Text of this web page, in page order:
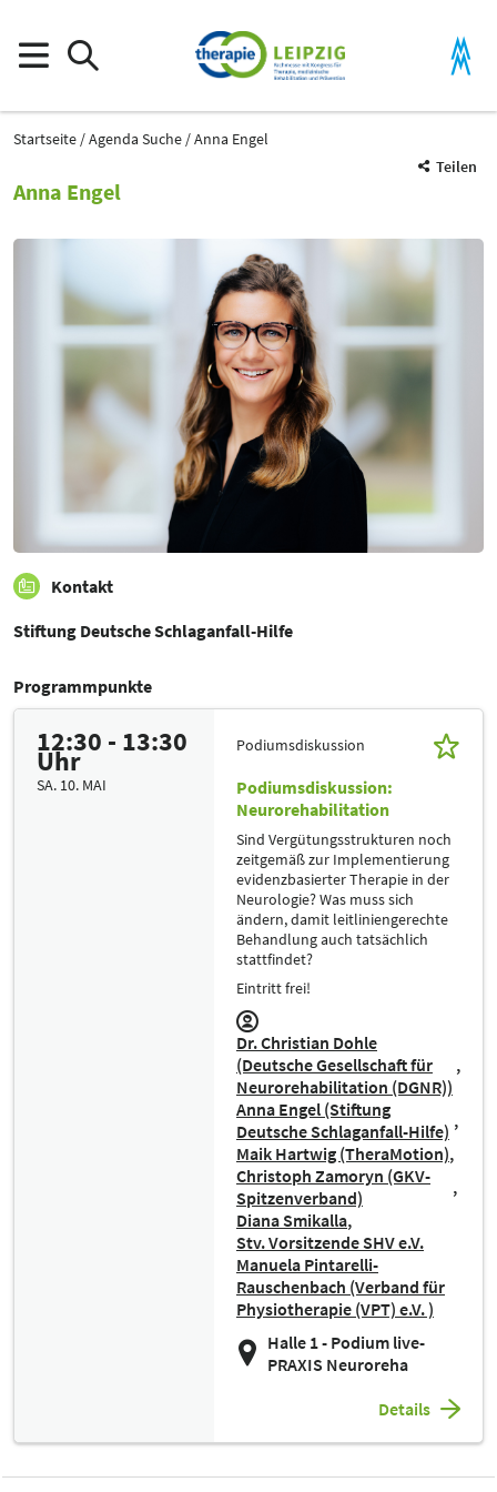
Startseite Agenda Suche
Anna Engel
Teilen
Anna Engel
Kontakt
Stiftung Deutsche Schlaganfall-Hilfe
Programmpunkte
12:30 - 13:30
Uhr
SA. 10. MAI
Podiumsdiskussion
Podiumsdiskussion:
Neurorehabilitation
Sind Vergütungsstrukturen noch
zeitgemäß zur Implementierung
evidenzbasierter Therapie in der
Neurologie? Was muss sich
ändern, damit leitliniengerechte
Behandlung auch tatsächlich
stattfindet?
Eintritt frei!
Dr. Christian Dohle
(Deutsche Gesellschaft für
Neurorehabilitation (DGNR))
Anna Engel (Stiftung
Deutsche Schlaganfall-Hilfe)
Maik Hartwig (TheraMotion)
Christoph Zamoryn (GKV-
Spitzenverband)
Diana Smikalla
Stv. Vorsitzende SHV e.V.
Manuela Pintarelli-
Rauschenbach (Verband für
Physiotherapie (VPT) e.V. )
Halle 1 - Podium live-
PRAXIS Neuroreha
Details